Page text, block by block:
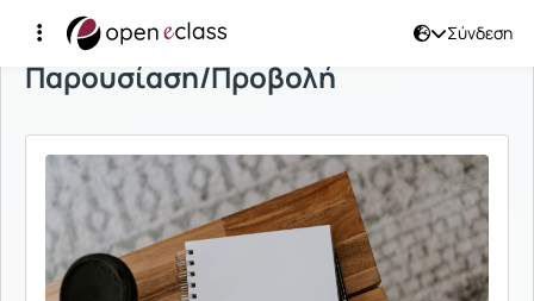
Σύνδεση
Παρουσίαση/Προβολή